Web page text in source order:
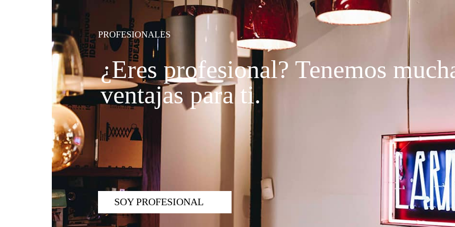
PROFESIONALES
¿Eres profesional? Tenemos
ventajas para ti.
SOY PROFESIONAL